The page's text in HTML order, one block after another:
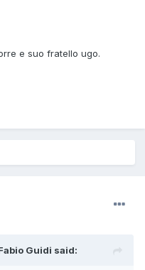
e suo fratello ugo.
Guidi said: